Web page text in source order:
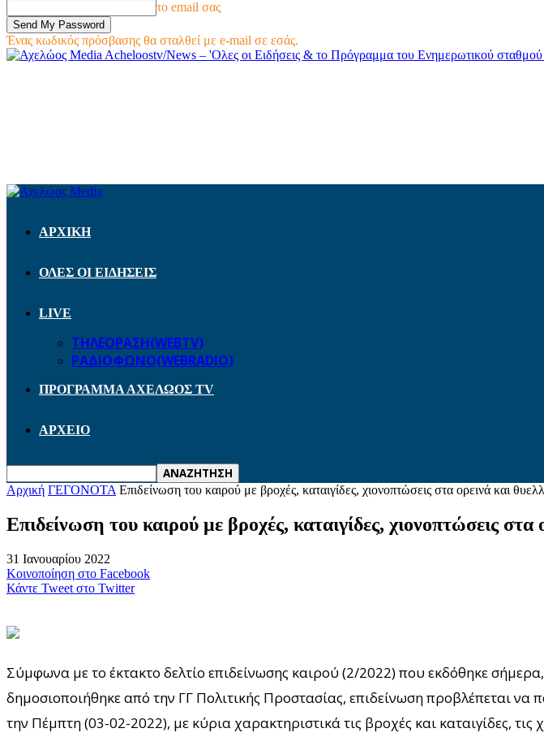
το email σας
Ένας κωδικός πρόσβασης θα σταλθεί με e-mail σε εσάς.
Acheloostv/News – 'Ολες οι Ειδήσεις & το Πρόγραμμα του Ενημερωτικού σταθμού
ΑΡΧΙΚΗ
ΟΛΕΣ ΟΙ ΕΙΔΗΣΕΙΣ
LIVE
ΤΗΛΕΟΡΑΣΗ(WEBTV)
ΡΑΔΙΟΦΩΝΟ(WEBRADIO)
ΠΡΟΓΡΑΜΜΑ ΑΧΕΛΩΟΣ TV
ΑΡΧΕΙΟ
Αρχική ΓΕΓΟΝΟΤΑ Επιδείνωση του καιρού με βροχές, καταιγίδες, χιονοπτώσεις στα ορεινά και
Επιδείνωση του καιρού με βροχές, καταιγίδες, χιονοπτώσεις στα
31 Ιανουαρίου 2022
Κοινοποίηση στο Facebook
Κάντε Tweet στο Twitter
Σύμφωνα με το έκτακτο δελτίο επιδείνωσης καιρού (2/2022) που εκδόθηκε
δημοσιοποιήθηκε από την ΓΓ Πολιτικής Προστασίας, επιδείνωση προβλέπεται
την Πέμπτη (03-02-2022), με κύρια χαρακτηριστικά τις βροχές και καταιγίδες, τις